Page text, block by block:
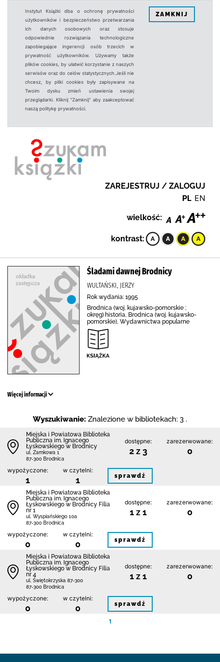
Instytut Książki dba o ochronę prywatności
użytkowników i bezpieczeństwo przetwarzania
ich danych osobowych oraz stosuje
odpowiednie rozwiązania technologiczne
zapobiegające ingerencji osób trzecich w
prywatność użytkowników. Używamy także
plików cookies, by ułatwić korzystanie z naszych
serwisów oraz do celów statystycznych.Jeśli nie
chcesz, by pliki cookies były zapisywane na
Twoim dysku zmień ustawienia swojej
przeglądarki. Kliknij "Zamknij" aby zaakceptować
naszą politykę prywatności.
ZAMKNIJ
ZAREJESTRUJ / ZALOGUJ
PL EN
wielkość:
kontrast:
Śladami dawnej Brodnicy
WULTAŃSKI, JERZY
Rok wydania: 1995
Brodnica (woj. kujawsko-pomorskie ;
okręg) historia, Brodnica (woj. kujawsko-
pomorskie), Wydawnictwa popularne
Więcej informacji
Wyszukiwanie: Znalezione w bibliotekach: 3 .
Miejska i Powiatowa Biblioteka
Publiczna im. Ignacego
Łyskowskiego w Brodnicy
ul. Zamkowa 1
87-300 Brodnica
dostępne:
2 z 3
zarezerwowane:
0
wypożyczone:
1
w czytelni:
1 sprawdź
Miejska i Powiatowa Biblioteka
Publiczna im. Ignacego
Łyskowskiego w Brodnicy Filia
nr 1
ul. Wyspiańskiego 10a
87-300 Brodnica
dostępne:
1 z 1
zarezerwowane:
0
wypożyczone:
0
w czytelni:
0 sprawdź
Miejska i Powiatowa Biblioteka
Publiczna im. Ignacego
Łyskowskiego w Brodnicy Filia
nr 4
ul. Świętokrzyska 87-300
87-300 Brodnica
dostępne:
1 z 1
zarezerwowane:
0
wypożyczone:
0
w czytelni:
0 sprawdź
1